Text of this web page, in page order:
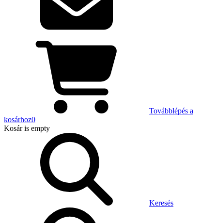
Továbblépés a
kosárhoz0
Kosáris empty
Keresés